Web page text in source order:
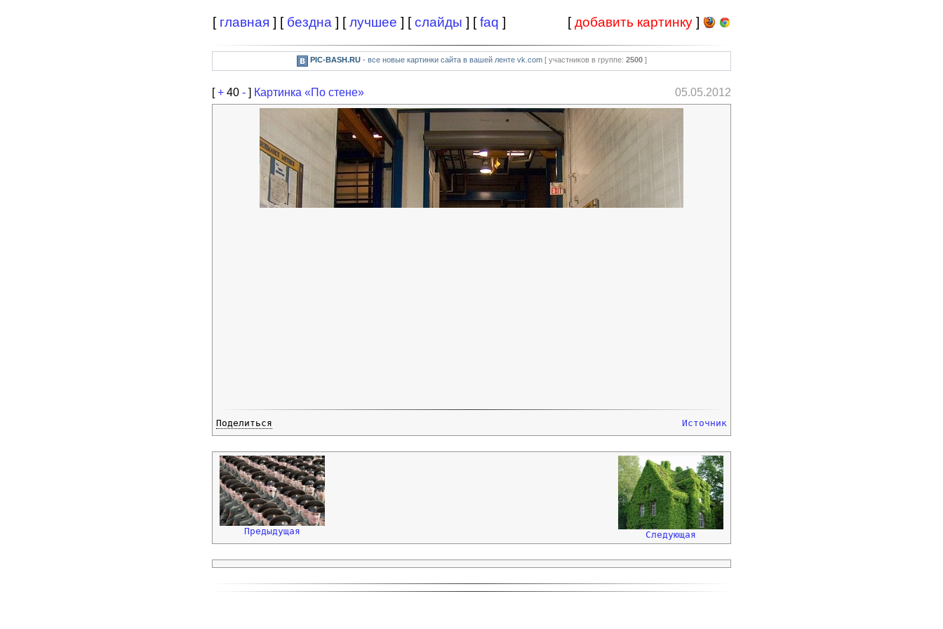
[ главная ] [ бездна ] [лучшее ] [слайды ] [faq ] [добавить картинку ]
PIC-BASH.RU- все новые картинки сайта в вашей ленте vk.com [ участников в группе: 2500]
[+ 40 - ] Картинка «По стене» 05.05.2012
Источник
Поделиться
Предыдущая Следующая